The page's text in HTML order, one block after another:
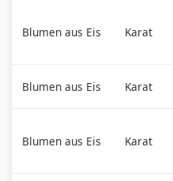
Blumen aus Eis Karat
Blumen aus Eis Karat
Blumen aus Eis Karat